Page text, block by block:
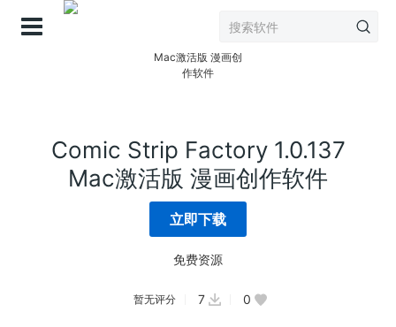
Comic Strip Factory 1.0.137
Mac激活版 漫画创作软件
立即下载
免费资源
暂无评分 7 0